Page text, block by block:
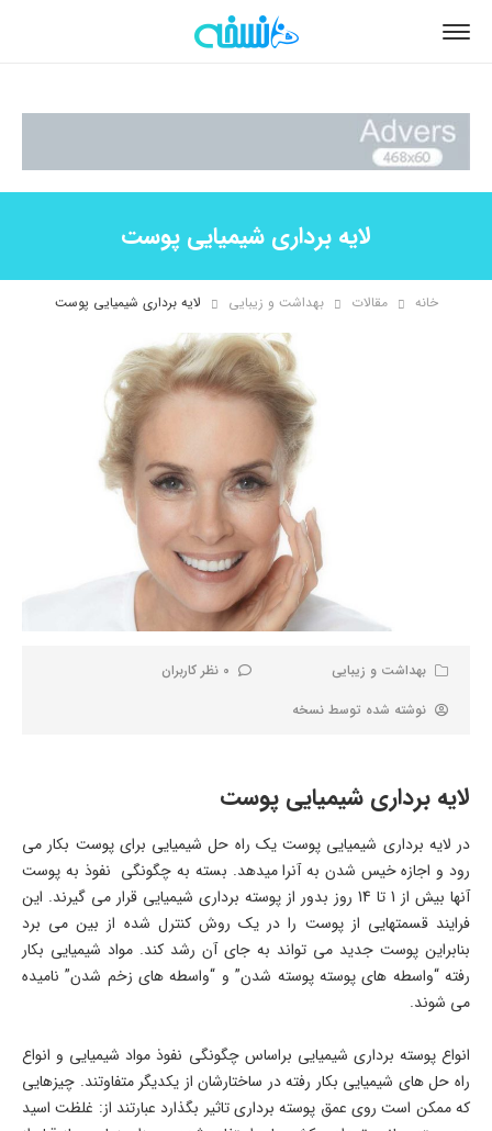
لایه برداری شیمیایی پوست
خانه مقالات بهداشت و زیبایی لایه برداری شیمیایی پوست
بهداشت و زیبایی
0 نظر کاربران
نوشته شده توسط نسخه
لایه برداری شیمیایی پوست
در لایه برداری شیمیایی پوست یک راه حل شیمیایی برای پوست بکار می
رود و اجازه خیس شدن به آنرا میدهد. بسته به چگونگی نفوذ به پوست
آنها بیش از 1 تا 14 روز بدور از پوسته برداری شیمیایی قرار می گیرند. این
فرایند قسمتهایی از پوست را در یک روش کنترل شده از بین می برد
بنابراین پوست جدید می تواند به جای آن رشد کند. مواد شیمیایی بکار
رفته “واسطه های پوسته پوسته شدن” و “واسطه های زخم شدن” نامیده
می شوند.
انواع پوسته برداری شیمیایی براساس چگونگی نفوذ مواد شیمیایی و انواع
راه حل های شیمیایی بکار رفته در ساختارشان از یکدیگر متفاوتند. چیزهایی
که ممکن است روی عمق پوسته برداری تاثیر بگذارد عبارتند از: غلظت اسید